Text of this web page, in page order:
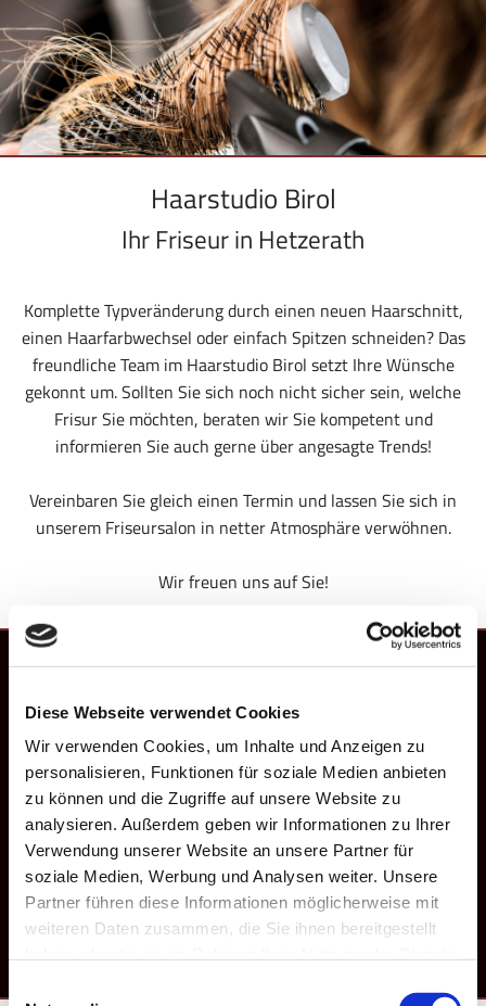
Diese Webseite verwendet Cookies
Wir verwenden Cookies, um Inhalte und Anzeigen zu
personalisieren, Funktionen für soziale Medien anbieten
zu können und die Zugriffe auf unsere Website zu
analysieren. Außerdem geben wir Informationen zu Ihrer
Verwendung unserer Website an unsere Partner für
soziale Medien, Werbung und Analysen weiter. Unsere
Partner führen diese Informationen möglicherweise mit
weiteren Daten zusammen, die Sie ihnen bereitgestellt
Haarstudio Birol
Ihr Friseur in Hetzerath
Komplette Typveränderung durch einen neuen Haarschnitt,
einen Haarfarbwechsel oder einfach Spitzen schneiden? Das
freundliche Team im Haarstudio Birol setzt Ihre Wünsche
gekonnt um. Sollten Sie sich noch nicht sicher sein, welche
Frisur Sie möchten, beraten wir Sie kompetent und
informieren Sie auch gerne über angesagte Trends!
Vereinbaren Sie gleich einen Termin und lassen Sie sich in
unserem Friseursalon in netter Atmosphäre verwöhnen.
Wir freuen uns auf Sie!
Unser Leistungsangebot
Damenfriseur | Herrenfriseur | Kinderfriseur
Coloration | Strähnchen
Extensions
Hochsteck- & Hochzeitsfrisuren
Balayage
Haarpflege